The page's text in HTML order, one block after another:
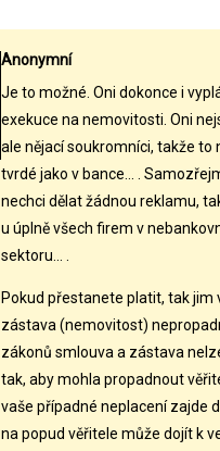
Anonymní
Je to možné. Oni dokonce i
exekuce na nemovitosti. Oni
ale nějací soukromníci, takže to
tvrdé jako v bance... .
nechci dělat žádnou reklamu,
u úplně všech firem v
sektoru... .
Pokud přestanete platit, tak jim
zástava (nemovitost)
zákonů smlouva a zástava
tak, aby mohla propadnout
vaše případné neplacení zajde
na popud věřitele může dojít k